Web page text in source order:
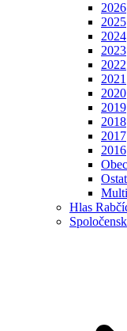
2026
2025
2024
2023
2022
2021
2020
2019
2018
2017
2016
Obec
Hlas